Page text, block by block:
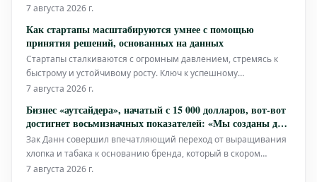
интеллектом. Впервые компания опубликовала официальные
свою видимость в этих новых результатах. Для
предпринимателей и бизнесов став
7 августа 2026 г.
Как стартапы масштабируются умнее с помощью
принятия решений, основанных на данных
Стартапы сталкиваются с огромным давлением, стремясь к
быстрому и устойчивому росту. Ключ к успешному
прохождению этого сложного пути лежит не только в наличии
решений на каждом шагу. Именно здесь принятие решений,
основанное на данных (DDDM),
7 августа 2026 г.
Бизнес «аутсайдера», начатый с 15 000 долларов, вот-вот
достигнет восьмизначных показателей: «Мы созданы для
виральности»
Зак Данн совершил впечатляющий переход от выращивания
хлопка и табака к основанию бренда, который в скором
времени должен достичь восьмизначных показателей. Его
7 августа 2026 г.